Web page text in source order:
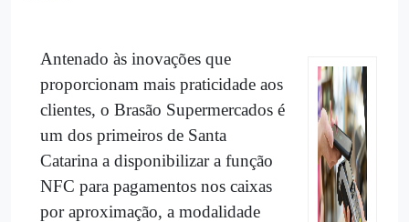
Antenado às inovações que
proporcionam mais praticidade aos
clientes, o Brasão Supermercados é
um dos primeiros de Santa
Catarina a disponibilizar a função
NFC para pagamentos nos caixas
por aproximação, a modalidade